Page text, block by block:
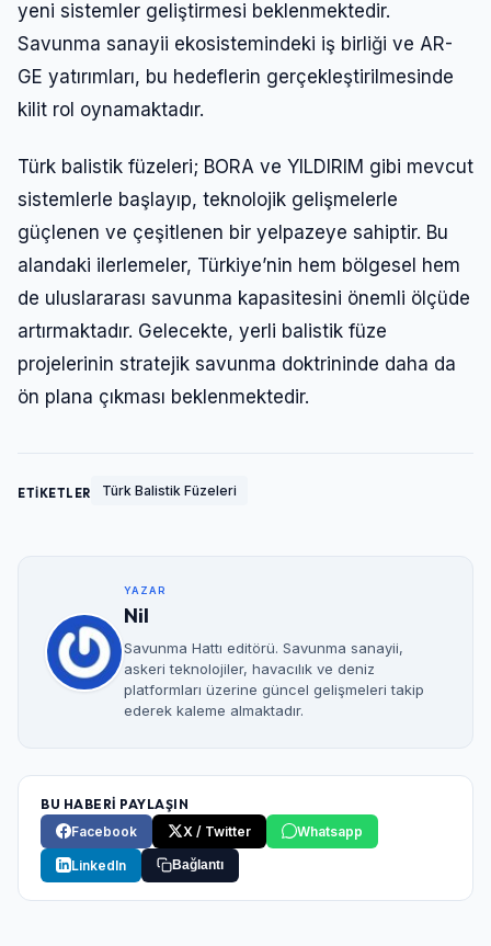
yeni sistemler geliştirmesi beklenmektedir.
Savunma sanayii ekosistemindeki iş birliği ve AR-
GE yatırımları, bu hedeflerin gerçekleştirilmesinde
kilit rol oynamaktadır.
Türk balistik füzeleri; BORA ve YILDIRIM gibi mevcut
sistemlerle başlayıp, teknolojik gelişmelerle
güçlenen ve çeşitlenen bir yelpazeye sahiptir. Bu
alandaki ilerlemeler, Türkiye’nin hem bölgesel hem
de uluslararası savunma kapasitesini önemli ölçüde
artırmaktadır. Gelecekte, yerli balistik füze
projelerinin stratejik savunma doktrininde daha da
ön plana çıkması beklenmektedir.
ETİKETLER Türk Balistik Füzeleri
YAZAR
Nil
Savunma Hattı editörü. Savunma sanayii,
askeri teknolojiler, havacılık ve deniz
platformları üzerine güncel gelişmeleri takip
ederek kaleme almaktadır.
BU HABERİ PAYLAŞIN
Facebook
X / Twitter Whatsapp
LinkedIn Bağlantı